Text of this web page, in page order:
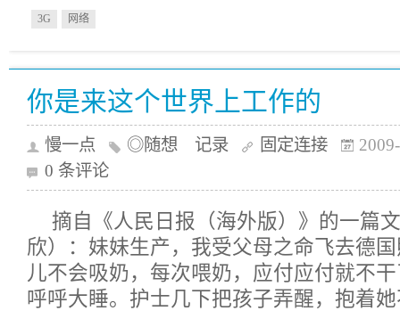
3G 网络
你是来这个世界上工作的
慢一点 ◎随想 记录 固定连接
0 条评论
摘自《人民日报（海外版）》的一篇
欣）：妹妹生产，我受父母之命飞去德
儿不会吸奶，每次喂奶，应付应付就不
呼呼大睡。护士几下把孩子弄醒，抱着